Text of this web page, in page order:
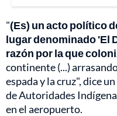
"(Es) un acto político
lugar denominado 'El
razón por la que
continente (...)
espada y la cruz", dice
de Autoridades
en el aeropuerto.